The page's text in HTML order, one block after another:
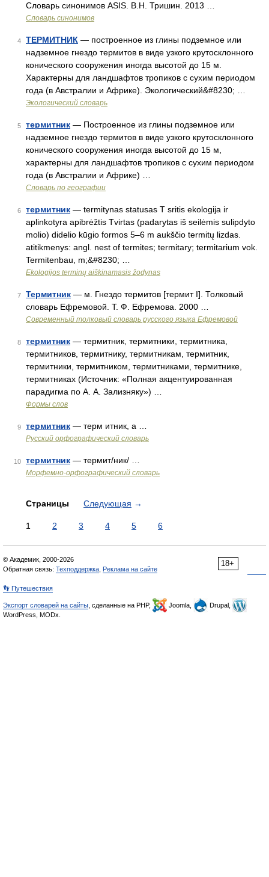
Словарь синонимов ASIS. В.Н. Тришин. 2013 …
Словарь синонимов
4 ТЕРМИТНИК — построенное из глины подземное или
надземное гнездо термитов в виде узкого крутосклонного
конического сооружения иногда высотой до 15 м.
Характерны для ландшафтов тропиков с сухим периодом
года (в Австралии и Африке). Экологический&#8230; …
Экологический словарь
5 термитник — Построенное из глины подземное или
надземное гнездо термитов в виде узкого крутосклонного
конического сооружения иногда высотой до 15 м,
характерны для ландшафтов тропиков с сухим периодом
года (в Австралии и Африке) …
Словарь по географии
6 термитник — termitynas statusas T sritis ekologija ir
aplinkotyra apibrėžtis Tvirtas (padarytas iš seilėmis sulipdyto
molio) didelio kūgio formos 5–6 m aukščio termitų lizdas.
atitikmenys: angl. nest of termites; termitary; termitarium vok.
Termitenbau, m;&#8230; …
Ekologijos terminų aiškinamasis žodynas
7 Термитник — м. Гнездо термитов [термит I]. Толковый
словарь Ефремовой. Т. Ф. Ефремова. 2000 …
Современный толковый словарь русского языка Ефремовой
8 термитник — термитник, термитники, термитника,
термитников, термитнику, термитникам, термитник,
термитники, термитником, термитниками, термитнике,
термитниках (Источник: «Полная акцентуированная
парадигма по А. А. Зализняку») …
Формы слов
9 термитник — терм итник, а …
Русский орфографический словарь
10 термитник — термит/ник/ …
Морфемно-орфографический словарь
Страницы Следующая →
1 2 3 4 5 6
18+
© Академик, 2000-2026
Обратная связь: Техподдержка Реклама на сайте
👣 Путешествия
Экспорт словарей на сайты , сделанные на PHP, Joomla,
Drupal,
WordPress, MODx.